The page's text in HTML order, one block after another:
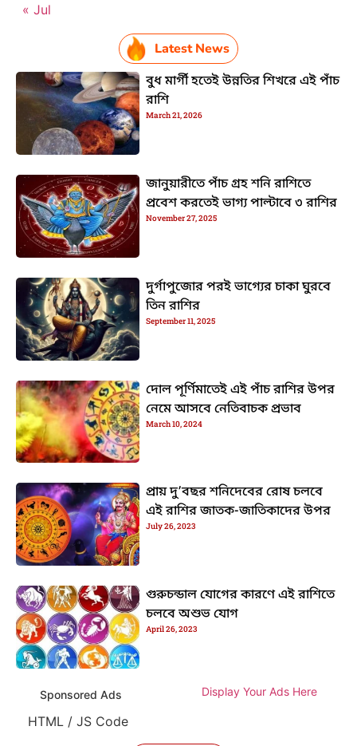
« Jul
Latest News
বুধ মার্গী হতেই উন্নতির শিখরে এই পাঁচ
রাশি
March 21, 2026
জানুয়ারীতে পাঁচ গ্রহ শনি রাশিতে
প্রবেশ করতেই ভাগ্য পাল্টাবে ৩ রাশির
November 27, 2025
দুর্গাপুজোর পরই ভাগ্যের চাকা ঘুরবে
তিন রাশির
September 11, 2025
দোল পূর্ণিমাতেই এই পাঁচ রাশির উপর
নেমে আসবে নেতিবাচক প্রভাব
March 10, 2024
প্রায় দু’বছর শনিদেবের রোষ চলবে
এই রাশির জাতক-জাতিকাদের উপর
July 26, 2023
গুরুচন্ডাল যোগের কারণে এই রাশিতে
চলবে অশুভ যোগ
April 26, 2023
Sponsored Ads Display Your Ads Here
HTML / JS Code